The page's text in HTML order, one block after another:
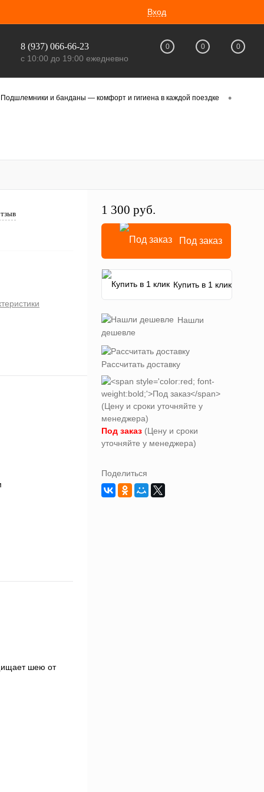
Вход
8 (937) 066-66-23
с 10:00 до 19:00 ежедневно
0 0 0
Подшлемники и банданы — комфорт и гигиена в каждой поездке •
шею от
1 300 руб.
Под заказ
Купить в 1 клик
Нашли
дешевле
Рассчитать доставку
Под заказ (Цену и сроки
уточняйте у менеджера)
Поделиться